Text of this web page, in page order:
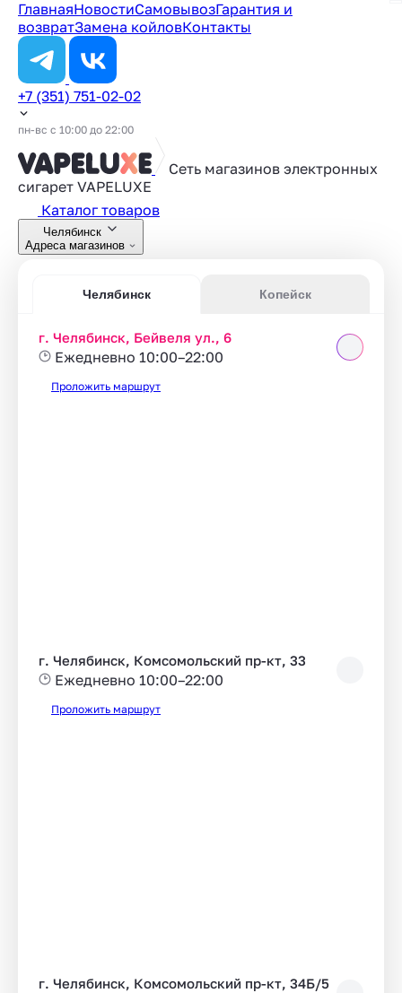
ГлавнаяНовостиСамовывозГарантия и
возвратЗамена койловКонтакты
+7 (351) 751-02-02
пн-вс с 10:00 до 22:00
Сеть магазинов электронных
сигарет VAPELUXE
Каталог товаров
Челябинск
Адреса магазинов
Челябинск Копейск
г. Челябинск, Бейвеля ул., 6
Ежедневно 10:00–22:00
Проложить маршрут
г. Челябинск, Комсомольский пр-кт, 33
Ежедневно 10:00–22:00
Проложить маршрут
г. Челябинск, Комсомольский пр-кт, 34Б/5